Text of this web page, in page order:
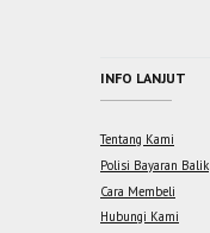
INFO LANJUT
Tentang Kami
Polisi Bayaran Balik
Cara Membeli
Hubungi Kami